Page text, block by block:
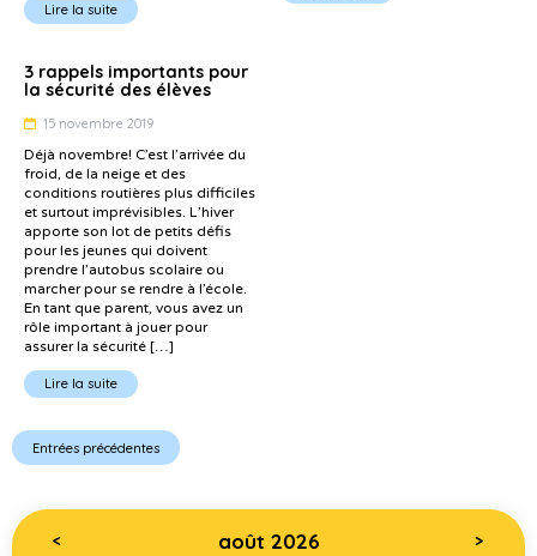
Lire la suite
3 rappels importants pour
la sécurité des élèves
15 novembre 2019
Déjà novembre! C’est l’arrivée du
froid, de la neige et des
conditions routières plus difficiles
et surtout imprévisibles. L’hiver
apporte son lot de petits défis
pour les jeunes qui doivent
prendre l’autobus scolaire ou
marcher pour se rendre à l’école.
En tant que parent, vous avez un
rôle important à jouer pour
assurer la sécurité […]
Lire la suite
Entrées précédentes
< août 2026 >